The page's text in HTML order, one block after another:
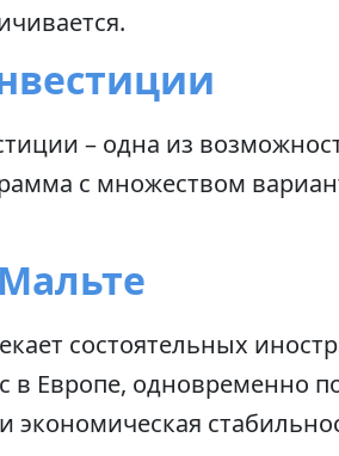
– одна из
с множеством
состоятельных
в Европе, одновременно
экономическая